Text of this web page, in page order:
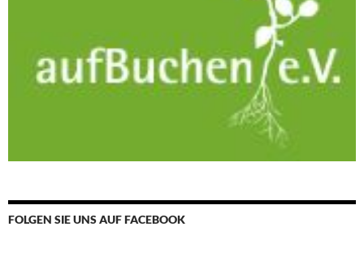
FOLGEN SIE UNS AUF FACEBOOK